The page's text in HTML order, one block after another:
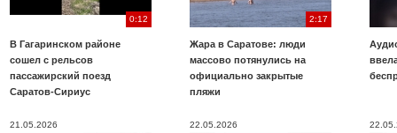
0:12
В Гагаринском районе
сошел с рельсов
пассажирский поезд
Саратов-Сириус
2:17
Жара в Саратове: люди
массово потянулись на
официально закрытые
пляжи
21.05.2026 22.05.2026